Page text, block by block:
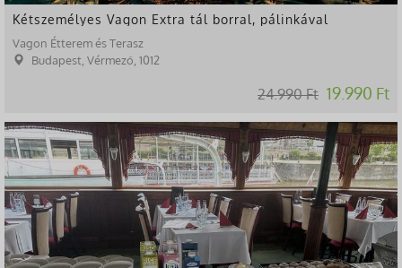
Kétszemélyes Vagon Extra tál borral, pálinkával
Vagon Étterem és Terasz
Budapest, Vérmező, 1012
24.990 Ft 19.990 Ft
-35%